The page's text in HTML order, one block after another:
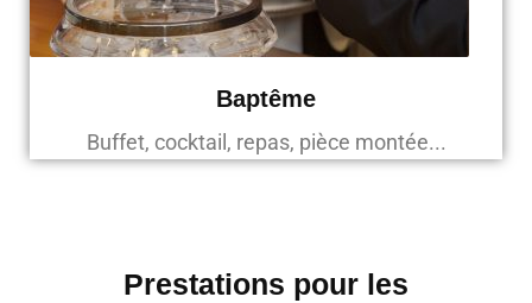
Baptême
Buffet, cocktail, repas, pièce montée...
Prestations pour les